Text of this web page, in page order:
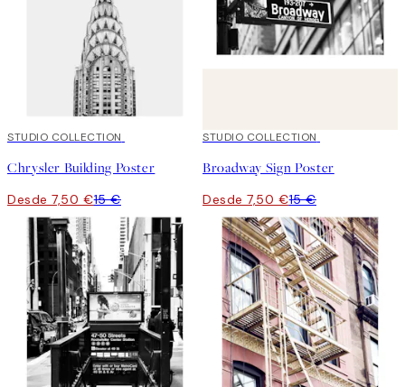
50%*
STUDIO COLLECTION
Chrysler Building Poster
Desde 7,50 €15 €
50%*
STUDIO COLLECTION
Broadway Sign Poster
Desde 7,50 €15 €